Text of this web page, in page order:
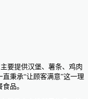
要提供汉堡、薯条、鸡肉
秉承“让顾客满意”这一理
品。